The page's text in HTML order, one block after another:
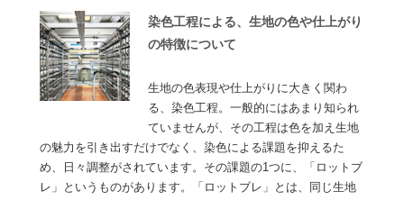
染色工程による、生地の色や仕上がり
の特徴について
生地の色表現や仕上がりに大きく関わ
る、染色工程。一般的にはあまり知られ
ていませんが、その工程は色を加え生地
の魅力を引き出すだけでなく、染色による課題を抑えるた
め、日々調整がされています。その課題の1つに、「ロットブ
レ」というものがあります。「ロットブレ」とは、同じ生地